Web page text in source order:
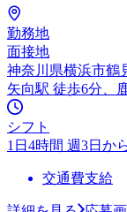
勤務地
面接地
神奈川県横浜市鶴
矢向駅 徒歩6分、
シフト
1日4時間 週3日か
交通費支給